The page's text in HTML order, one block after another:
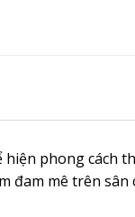
phong cách
đam mê trên